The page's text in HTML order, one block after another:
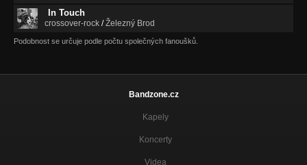
In Touch
crossover-rock /Železný Brod
Podobnost se určuje podle počtu společných fanoušků.
Bandzone.cz
Kapely
Koncerty
Videa